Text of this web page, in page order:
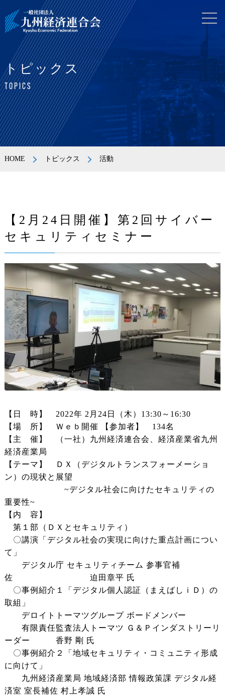
トピックス
TOPICS
HOME トピックス 活動
【2月24日開催】第2回サイバー
セキュリティセミナー
【日 時】 2022年 2月24日（木）13:30～16:30
【場 所】 Ｗｅｂ開催 【参加者】 134名
【主 催】 （一社）九州経済連合会、経済産業省九州
経済産業局
【テーマ】 ＤＸ（デジタルトランスフォーメーショ
ン）の現状と展望
~デジタル社会に向けたセキュリティの
重要性~
【内 容】
第１部（ＤＸとセキュリティ）
〇講演「デジタル社会の実現に向けた重点計画につい
て」
デジタル庁 セキュリティチーム 参事官補
佐 迫田章平 氏
〇事例紹介１「デジタル個人認証（まえばしｉＤ）の
取組」
デロイトトーマツグループ ボードメンバー
有限責任監査法人トーマツ Ｇ＆Ｐインダストリーリ
ーダー 香野 剛 氏
〇事例紹介２「地域セキュリティ・コミュニティ形成
に向けて」
九州経済産業局 地域経済部 情報政策課 デジタル経
済室 室長補佐 村上孝誠 氏